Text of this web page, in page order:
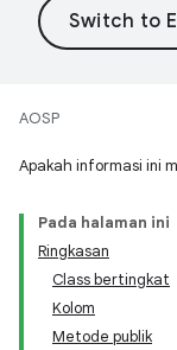
AOSP
Apakah informasi ini
Pada halaman ini
Ringkasan
Class bertingkat
Kolom
Metode publik